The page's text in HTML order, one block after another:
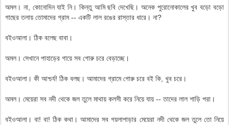
অমল। না, কোনোদিন যাই নি। কিন্তু আমি ছবি দেখেছি। অনেক পুরোনোকালের খুব বড়ো বড়ো
গাছের তলায় তোমাদের গ্রাম -- একটি লাল রঙের রাস্তার ধারে। না?
বইওআলা। ঠিক বলেছ বাবা।
অমল। সেখানে পাহাড়ের গায়ে সব গোরু চরে বেড়াচ্ছে।
বইওআলা। কী আশ্চর্য! ঠিক বলছ। আমাদের গ্রামে গোরু চরে বই কি, খুব চরে।
অমল। মেয়েরা সব নদী থেকে জল তুলে মাথায় কলসী করে নিয়ে যায় -- তাদের লাল শাড়ি পরা।
বইওআলা। বা! বা! ঠিক কথা। আমাদের সব গয়লাপাড়ার মেয়েরা নদী থেকে জল তুলে তো নিয়ে